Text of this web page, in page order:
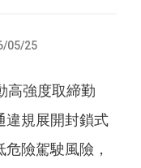
05/25
高強度取締勤
違規展開封鎖式
險駕駛風險，